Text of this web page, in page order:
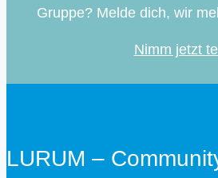
Gruppe? Melde dich, wir
Nimm jetzt
LURUM –